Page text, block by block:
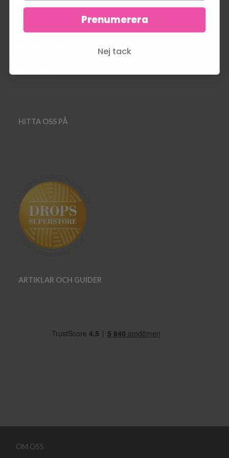
HITTA OSS PÅ
ARTIKLAR OCH GUIDER
OM OSS
Prenumerera
Nej tack